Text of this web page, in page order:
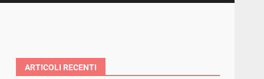
ARTICOLI RECENTI